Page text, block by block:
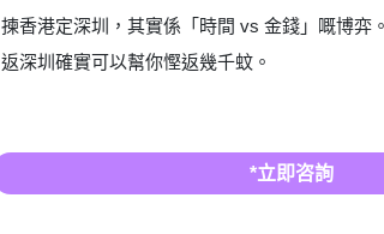
揀香港定深圳，其實係「時間 vs 金錢」嘅博弈
深圳確實可以幫你慳返幾千蚊。
*立即咨詢